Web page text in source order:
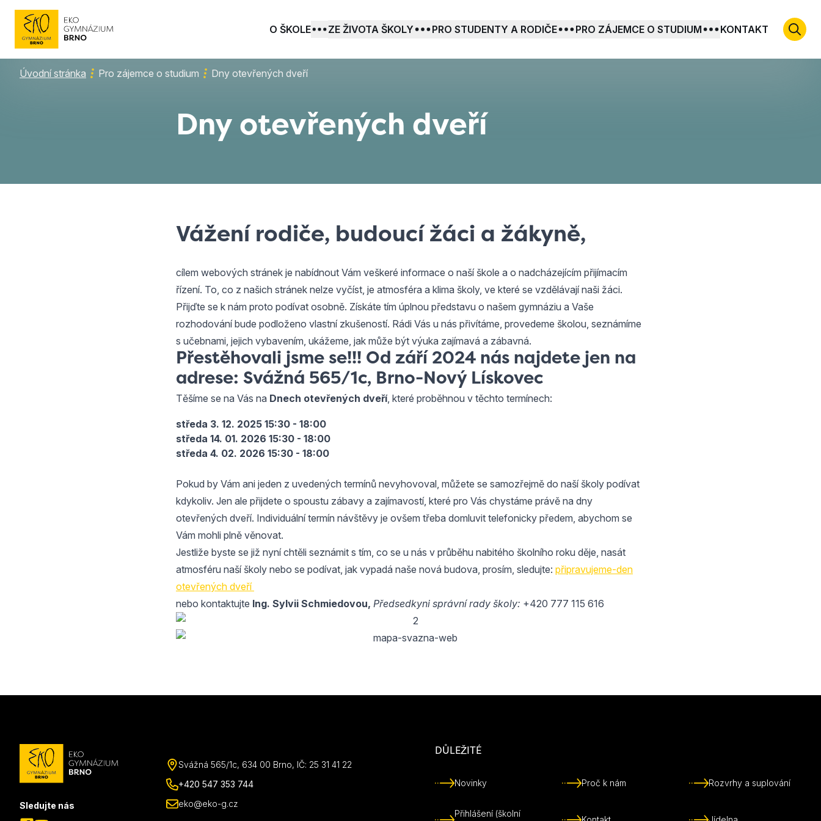
O ŠKOLE ZE ŽIVOTA ŠKOLY PRO STUDENTY A RODIČE PRO ZÁJEMCE O STUDIUM KONTAKT
Úvodní stránka Pro zájemce o studium Dny otevřených dveří
Dny otevřených dveří
Vážení rodiče, budoucí žáci a žákyně,
cílem webových stránek je nabídnout Vám veškeré informace o naší škole a o nadcházejícím přijímacím
řízení. To, co z našich stránek nelze vyčíst, je atmosféra a klima školy, ve které se vzdělávají naši žáci.
Přijďte se k nám proto podívat osobně. Získáte tím úplnou představu o našem gymnáziu a Vaše
rozhodování bude podloženo vlastní zkušeností. Rádi Vás u nás přivítáme, provedeme školou, seznámíme
s učebnami, jejich vybavením, ukážeme, jak může být výuka zajímavá a zábavná.
Přestěhovali jsme se!!! Od září 2024 nás najdete jen na
adrese: Svážná 565/1c, Brno-Nový Lískovec
Těšíme se na Vás na Dnech otevřených dveří, které proběhnou v těchto termínech:
středa 3. 12. 2025 15:30 - 18:00
středa 14. 01. 2026 15:30 - 18:00
středa 4. 02. 2026 15:30 - 18:00
Pokud by Vám ani jeden z uvedených termínů nevyhovoval, můžete se samozřejmě do naší školy podívat
kdykoliv. Jen ale přijdete o spoustu zábavy a zajímavostí, které pro Vás chystáme právě na dny
otevřených dveří. Individuální termín návštěvy je ovšem třeba domluvit telefonicky předem, abychom se
Vám mohli plně věnovat.
Jestliže byste se již nyní chtěli seznámit s tím, co se u nás v průběhu nabitého školního roku děje, nasát
atmosféru naší školy nebo se podívat, jak vypadá naše nová budova, prosím, sledujte: připravujeme-den
otevřených dveří
nebo kontaktujte Ing. Sylvii Schmiedovou, Předsedkyni správní rady školy: +420 777 115 616
Sledujte nás
Svážná 565/1c, 634 00 Brno, IČ: 25 31 41 22
+420 547 353 744
eko@eko-g.cz
DŮLEŽITÉ
Novinky Proč k nám Rozvrhy a suplování
Přihlášení (školní